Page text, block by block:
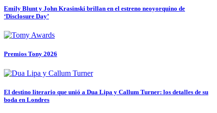
Emily Blunt y John Krasinski brillan en el estreno neoyorquino de
‘Disclosure Day’
Premios Tony 2026
El destino literario que unió a Dua Lipa y Callum Turner: los detalles de su
boda en Londres